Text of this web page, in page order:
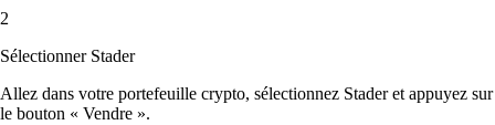
2
Sélectionner Stader
Allez dans votre portefeuille crypto, sélectionnez Stader et appuyez sur
le bouton « Vendre ».